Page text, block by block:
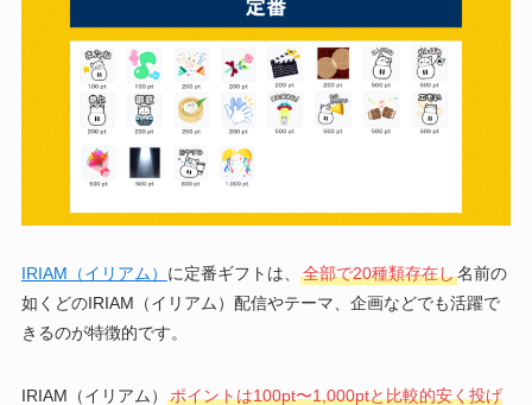
IRIAM（イリアム） に定番ギフトは、 全部で20種類存在し名前の
如くどのIRIAM（イリアム）配信やテーマ、企画などでも活躍で
きるのが特徴的です。
IRIAM（イリアム）
ポイントは100pt〜1,000ptと比較的安く投げ